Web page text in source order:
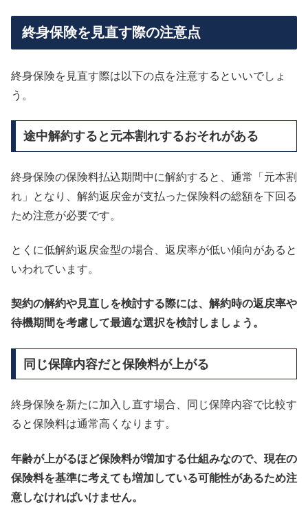
終身保険を見直す際の注意点
終身保険を見直す際は以下の点を注意するといいでしょ
う。
途中解約すると元本割れするおそれがある
終身保険の保険料払込期間中に解約すると、通常「元本割
れ」となり、解約返戻金が支払った保険料の総額を下回る
ため注意が必要です。
とくに低解約返戻金型の場合、返戻率が低い傾向があると
いわれています。
契約の解約や見直しを検討する際には、解約時の返戻率や
待機期間を考慮して最適な選択を検討しましょう。
同じ保障内容だと保険料が上がる
終身保険を新たに加入し直す場合、同じ保障内容で比較す
ると保険料は通常高くなります。
年齢が上がるほど保険料が増加する仕組みなので、現在の
保険料を基準に考えても増加している可能性があるため注
意しなければいけません。